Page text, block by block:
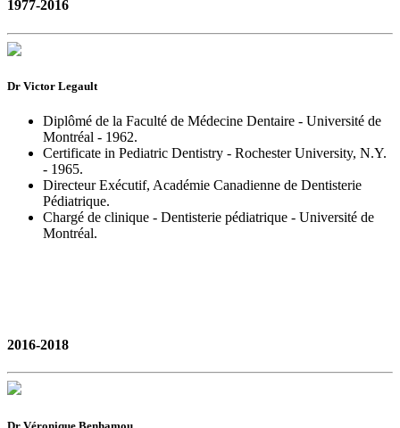
1977-2016
Dr Victor Legault
Diplômé de la Faculté de Médecine Dentaire - Université de
Montréal - 1962.
Certificate in Pediatric Dentistry - Rochester University, N.Y.
- 1965.
Directeur Exécutif, Académie Canadienne de Dentisterie
Pédiatrique.
Chargé de clinique - Dentisterie pédiatrique - Université de
Montréal.
2016-2018